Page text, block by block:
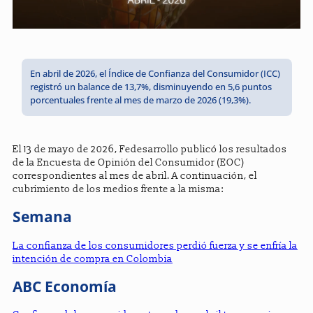
En abril de 2026, el Índice de Confianza del Consumidor (ICC)
registró un balance de 13,7%, disminuyendo en 5,6 puntos
porcentuales frente al mes de marzo de 2026 (19,3%).
El 13 de mayo de 2026, Fedesarrollo publicó los resultados
de la Encuesta de Opinión del Consumidor (EOC)
correspondientes al mes de abril. A continuación, el
cubrimiento de los medios frente a la misma:
Semana
La confianza de los consumidores perdió fuerza y se enfría la
intención de compra en Colombia
ABC Economía